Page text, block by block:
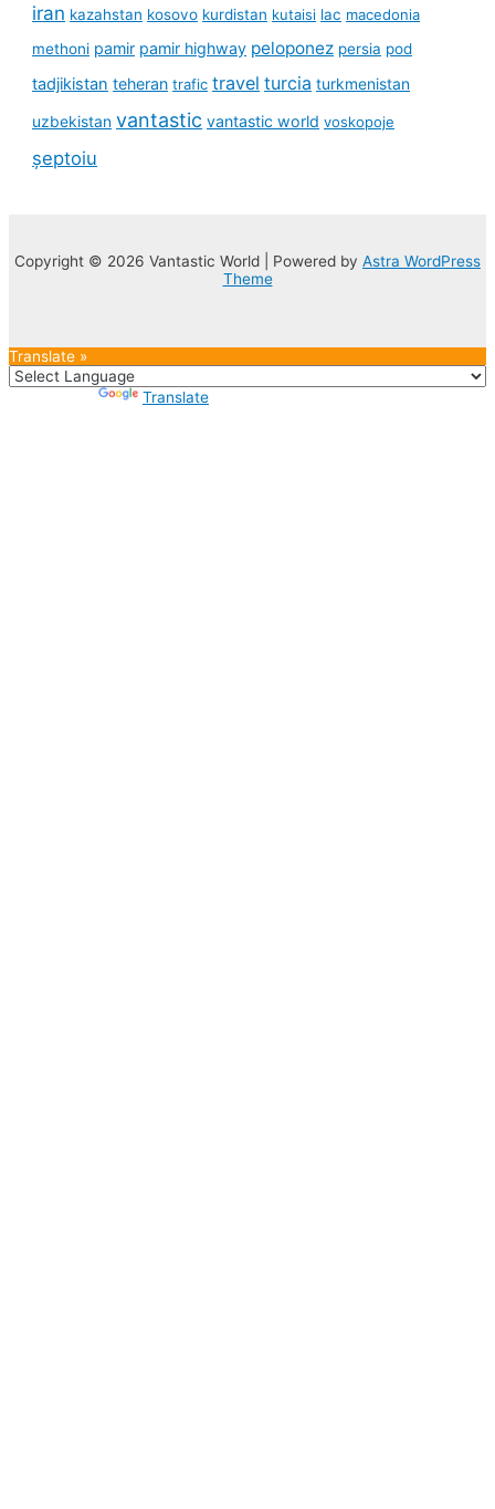
iran kazahstan kosovo kurdistan kutaisi lac macedonia
methoni pamir pamir highway peloponez persia pod
tadjikistan teheran trafic travel turcia turkmenistan
uzbekistan vantastic vantastic world voskopoje
șeptoiu
Copyright © 2026 Vantastic World | Powered by Astra WordPress
Theme
Translate »
Translate